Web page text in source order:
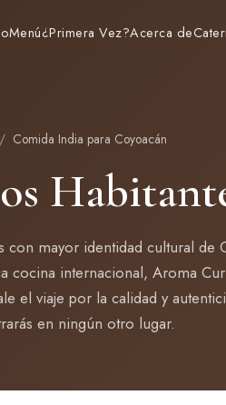
Menú¿Primera Vez?Acerca de
/ Comida India para Coyoacán
mayor identidad cultural de
cocina internacional, Aroma
el viaje por la calidad y
en ningún otro lugar.